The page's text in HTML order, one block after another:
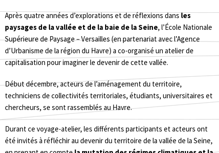
Après quatre années d’explorations et de réflexions dansles
paysages de la vallée et de la baie de la Seine, l’École Nationale
Supérieure de Paysage – Versailles (en partenariat avec l’Agence
d’Urbanisme de la région du Havre) a co-organisé un atelier de
capitalisation pour imaginer le devenir de cette vallée.
Début décembre, acteurs de l’aménagement du territoire,
techniciens de collectivités territoriales, étudiants, universitaires et
chercheurs, se sont rassemblés au Havre.
Durant ce voyage-atelier, les différents participants et acteurs ont
été invités à réfléchir au devenir du territoire de la vallée de la Seine,